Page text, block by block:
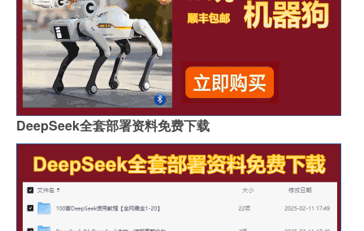
DeepSeek全套部署资料免费下载